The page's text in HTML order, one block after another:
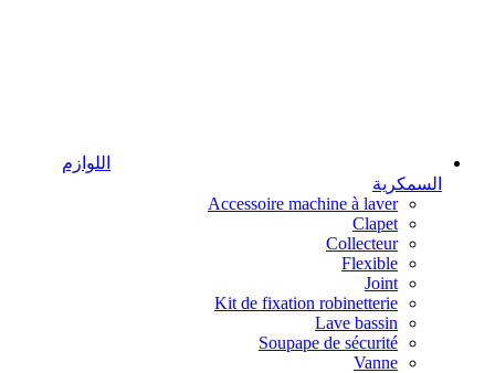
اللوازم
السمكرية
Accessoire machine à laver
Clapet
Collecteur
Flexible
Joint
Kit de fixation robinetterie
Lave bassin
Soupape de sécurité
Vanne